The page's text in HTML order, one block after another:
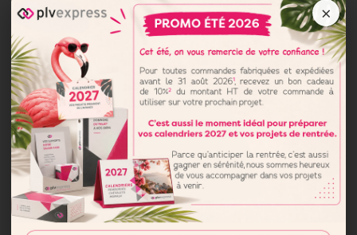
×
Prix
compétitifs
Fabrication
française